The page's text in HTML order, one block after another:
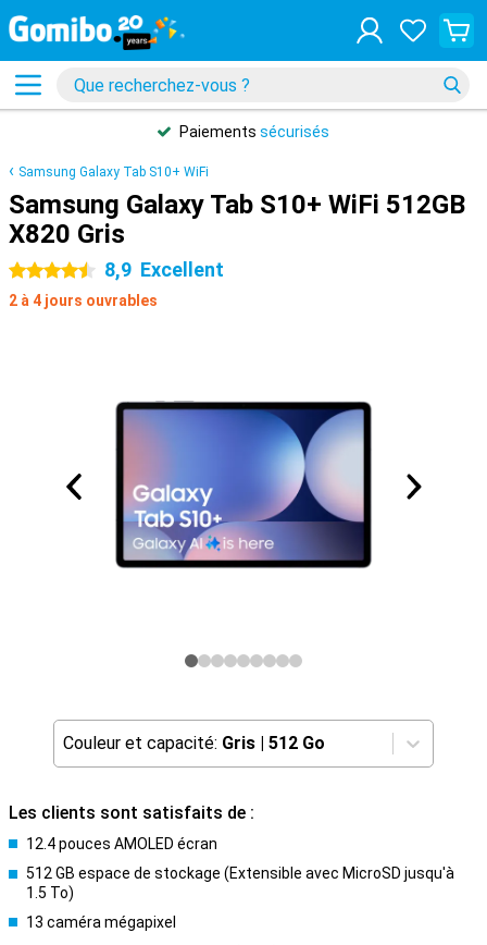
Paiements sécurisés
Samsung Galaxy Tab S10+ WiFi
Samsung Galaxy Tab S10+ WiFi 512GB
X820 Gris
4.5 étoiles 8,9 Excellent
2 à 4 jours ouvrables
Couleur et capacité: Gris | 512 Go
Les clients sont satisfaits de :
12.4 pouces AMOLED écran
512 GB espace de stockage (Extensible avec MicroSD jusqu'à
1.5 To)
13 caméra mégapixel